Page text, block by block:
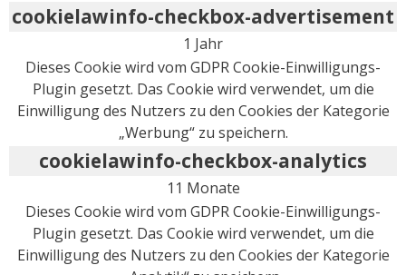
cookielawinfo-checkbox-advertisement
1 Jahr
Dieses Cookie wird vom GDPR Cookie-Einwilligungs-
Plugin gesetzt. Das Cookie wird verwendet, um die
Einwilligung des Nutzers zu den Cookies der Kategorie
„Werbung“ zu speichern.
cookielawinfo-checkbox-analytics
11 Monate
Dieses Cookie wird vom GDPR Cookie-Einwilligungs-
Plugin gesetzt. Das Cookie wird verwendet, um die
Einwilligung des Nutzers zu den Cookies der Kategorie